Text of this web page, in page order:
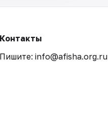
Контакты
Пишите: info@afisha.org.ru